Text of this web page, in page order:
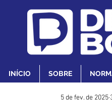
INÍCIO SOBRE
5 de fev. de 2025